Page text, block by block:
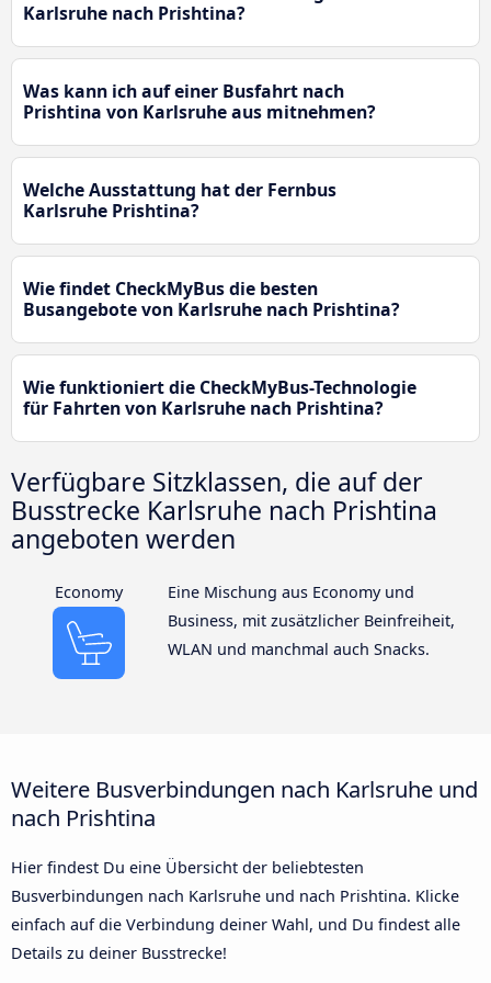
Karlsruhe nach Prishtina?
Was kann ich auf einer Busfahrt nach
Prishtina von Karlsruhe aus mitnehmen?
Welche Ausstattung hat der Fernbus
Karlsruhe Prishtina?
Wie findet CheckMyBus die besten
Busangebote von Karlsruhe nach Prishtina?
Wie funktioniert die CheckMyBus-Technologie
für Fahrten von Karlsruhe nach Prishtina?
Verfügbare Sitzklassen, die auf der
Busstrecke Karlsruhe nach Prishtina
angeboten werden
Economy
Eine Mischung aus Economy und
Business, mit zusätzlicher Beinfreiheit,
WLAN und manchmal auch Snacks.
Weitere Busverbindungen nach Karlsruhe und
nach Prishtina
Hier findest Du eine Übersicht der beliebtesten
Busverbindungen nach Karlsruhe und nach Prishtina. Klicke
einfach auf die Verbindung deiner Wahl, und Du findest alle
Details zu deiner Busstrecke!